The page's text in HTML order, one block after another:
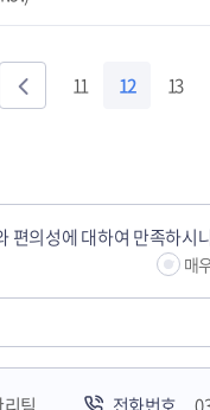
11 12 13
편의성에 대하여 만족하시
매